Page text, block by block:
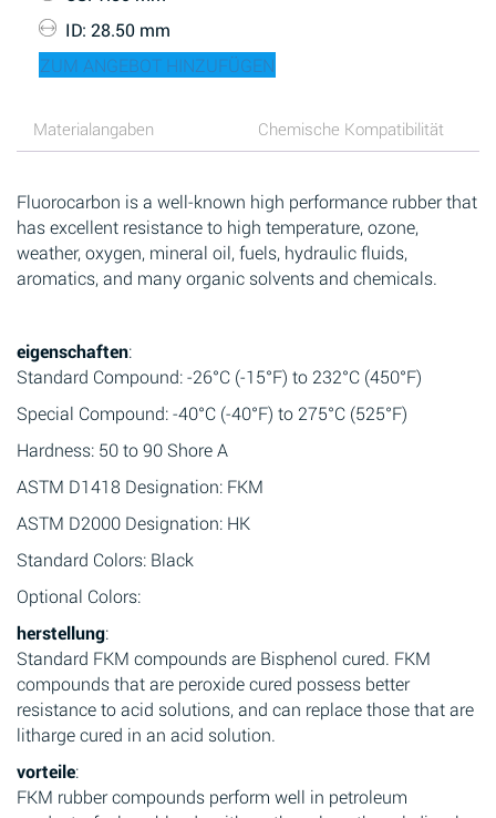
ID: 28.50 mm
ZUM ANGEBOT HINZUFÜGEN
Materialangaben Chemische Kompatibilität
Fluorocarbon is a well-known high performance rubber that
has excellent resistance to high temperature, ozone,
weather, oxygen, mineral oil, fuels, hydraulic fluids,
aromatics, and many organic solvents and chemicals.
eigenschaften:
Standard Compound: -26°C (-15°F) to 232°C (450°F)
Special Compound: -40°C (-40°F) to 275°C (525°F)
Hardness: 50 to 90 Shore A
ASTM D1418 Designation: FKM
ASTM D2000 Designation: HK
Standard Colors: Black
Optional Colors:
herstellung:
Standard FKM compounds are Bisphenol cured. FKM
compounds that are peroxide cured possess better
resistance to acid solutions, and can replace those that are
litharge cured in an acid solution.
vorteile:
FKM rubber compounds perform well in petroleum